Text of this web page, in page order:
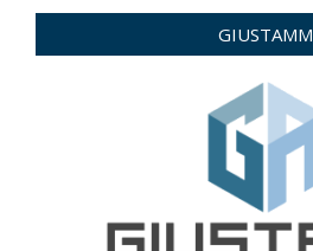
GIUSTAMM